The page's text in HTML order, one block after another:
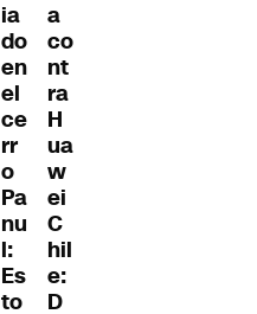
ia
do
en
el
ce
rr
o
Pa
nu
l:
Es
to
a
co
nt
ra
H
ua
w
ei
C
hil
e:
D